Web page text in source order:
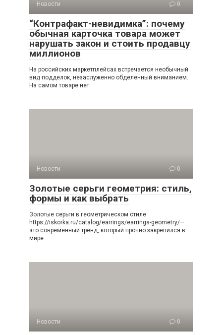
Новости 0
“Контрафакт-невидимка”: почему
обычная карточка товара может
нарушать закон и стоить продавцу
миллионов
На российских маркетплейсах встречается необычный
вид подделок, незаслуженно обделенный вниманием.
На самом товаре нет
Новости 0
Золотые серьги геометрия: стиль,
формы и как выбрать
Золотые серьги в геометрическом стиле
https://iskorka.ru/catalog/earrings/earrings-geometry/—
это современный тренд, который прочно закрепился в
мире
Новости 0